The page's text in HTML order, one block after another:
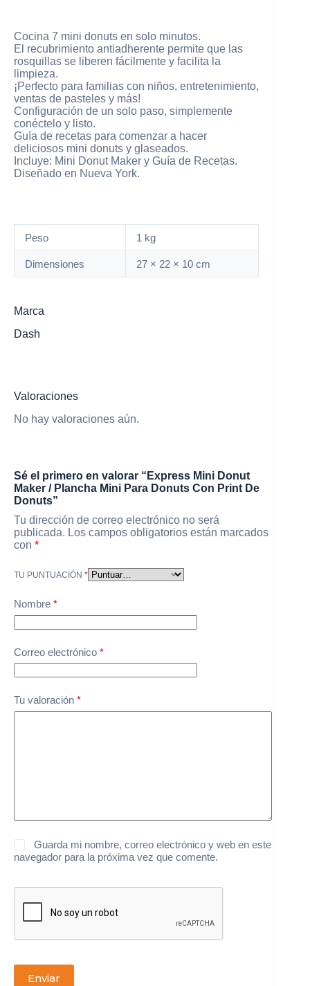
Cocina 7 mini donuts en solo minutos.
El recubrimiento antiadherente permite que las
rosquillas se liberen fácilmente y facilita la
limpieza.
¡Perfecto para familias con niños, entretenimiento,
ventas de pasteles y más!
Configuración de un solo paso, simplemente
conéctelo y listo.
Guía de recetas para comenzar a hacer
deliciosos mini donuts y glaseados.
Incluye: Mini Donut Maker y Guía de Recetas.
Diseñado en Nueva York.
Peso 1 kg
Dimensiones 27 × 22 × 10 cm
Marca
Dash
Valoraciones
No hay valoraciones aún.
Sé el primero en valorar “Express Mini Donut
Maker / Plancha Mini Para Donuts Con Print De
Donuts”
Tu dirección de correo electrónico no será
publicada. Los campos obligatorios están marcados
con *
TU PUNTUACIÓN *
Nombre *
Correo electrónico *
Tu valoración *
Guarda mi nombre, correo electrónico y web en este
navegador para la próxima vez que comente.
Enviar